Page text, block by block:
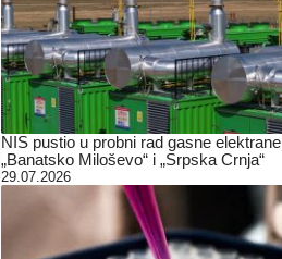
NIS pustio u probni rad gasne elektrane
„Banatsko Miloševo“ i „Srpska Crnja“
29.07.2026